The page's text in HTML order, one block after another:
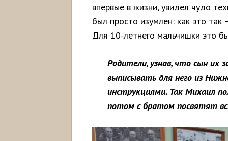
впервые в жизни, увидел чудо
был просто изумлен: как это
Для 10-летнего мальчишки это
Родители, узнав, что сын их
выписывать для него из
инструкциями. Так Михаил
потом с братом посвятят